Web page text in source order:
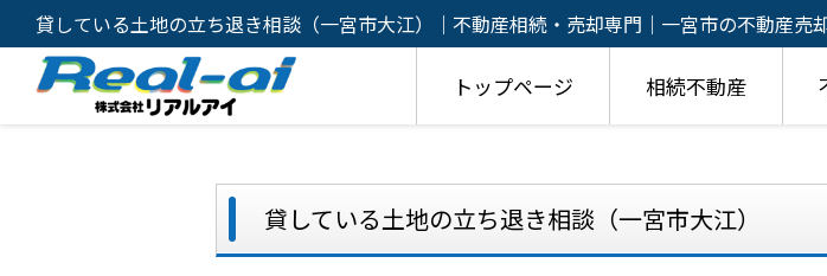
貸している土地の立ち退き相談（一宮市大江）｜不動産相続・売却専門｜一宮市の不動産売
策・有効活用のご相談は株式会社リアルアイ
トップページ 相続不動産
貸している土地の立ち退き相談（一宮市大江）